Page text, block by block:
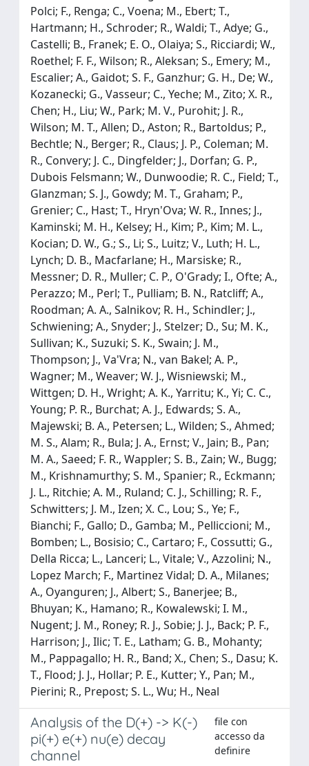
Polci; F., Renga; C., Voena; M., Ebert; T.,
Hartmann; H., Schroder; R., Waldi; T., Adye; G.,
Castelli; B., Franek; E. O., Olaiya; S., Ricciardi; W.,
Roethel; F. F., Wilson; R., Aleksan; S., Emery; M.,
Escalier; A., Gaidot; S. F., Ganzhur; G. H., De; W.,
Kozanecki; G., Vasseur; C., Yeche; M., Zito; X. R.,
Chen; H., Liu; W., Park; M. V., Purohit; J. R.,
Wilson; M. T., Allen; D., Aston; R., Bartoldus; P.,
Bechtle; N., Berger; R., Claus; J. P., Coleman; M.
R., Convery; J. C., Dingfelder; J., Dorfan; G. P.,
Dubois Felsmann; W., Dunwoodie; R. C., Field; T.,
Glanzman; S. J., Gowdy; M. T., Graham; P.,
Grenier; C., Hast; T., Hryn'Ova; W. R., Innes; J.,
Kaminski; M. H., Kelsey; H., Kim; P., Kim; M. L.,
Kocian; D. W., G.; S., Li; S., Luitz; V., Luth; H. L.,
Lynch; D. B., Macfarlane; H., Marsiske; R.,
Messner; D. R., Muller; C. P., O'Grady; I., Ofte; A.,
Perazzo; M., Perl; T., Pulliam; B. N., Ratcliff; A.,
Roodman; A. A., Salnikov; R. H., Schindler; J.,
Schwiening; A., Snyder; J., Stelzer; D., Su; M. K.,
Sullivan; K., Suzuki; S. K., Swain; J. M.,
Thompson; J., Va'Vra; N., van Bakel; A. P.,
Wagner; M., Weaver; W. J., Wisniewski; M.,
Wittgen; D. H., Wright; A. K., Yarritu; K., Yi; C. C.,
Young; P. R., Burchat; A. J., Edwards; S. A.,
Majewski; B. A., Petersen; L., Wilden; S., Ahmed;
M. S., Alam; R., Bula; J. A., Ernst; V., Jain; B., Pan;
M. A., Saeed; F. R., Wappler; S. B., Zain; W., Bugg;
M., Krishnamurthy; S. M., Spanier; R., Eckmann;
J. L., Ritchie; A. M., Ruland; C. J., Schilling; R. F.,
Schwitters; J. M., Izen; X. C., Lou; S., Ye; F.,
Bianchi; F., Gallo; D., Gamba; M., Pelliccioni; M.,
Bomben; L., Bosisio; C., Cartaro; F., Cossutti; G.,
Della Ricca; L., Lanceri; L., Vitale; V., Azzolini; N.,
Lopez March; F., Martinez Vidal; D. A., Milanes;
A., Oyanguren; J., Albert; S., Banerjee; B.,
Bhuyan; K., Hamano; R., Kowalewski; I. M.,
Nugent; J. M., Roney; R. J., Sobie; J. J., Back; P. F.,
Harrison; J., Ilic; T. E., Latham; G. B., Mohanty;
M., Pappagallo; H. R., Band; X., Chen; S., Dasu; K.
T., Flood; J. J., Hollar; P. E., Kutter; Y., Pan; M.,
Pierini; R., Prepost; S. L., Wu; H., Neal
Analysis of the D(+) -> K(-)
pi(+) e(+) nu(e) decay
channel
file con
accesso da
definire